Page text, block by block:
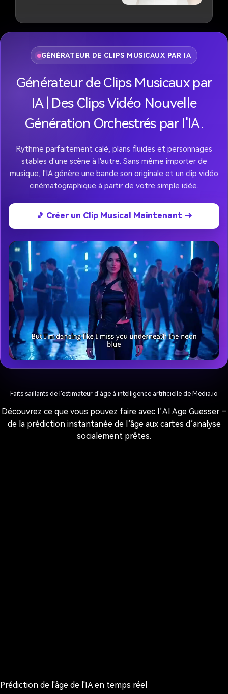
"Texture et élasticité de la peau-72%"
"Volume et affaissement du visage-35%"
"Signes du vieillissement oculaire-41%"
"Couleur de peau et pigmentation-63%"
Utilisez des polices sans serif propres,
modernes et de petits textes de style
technique, tout comme une interface
utilisateur scientifique d'analyse faciale. Au
centre du bas de l’image, écrivez un grand
texte en gras montrant l’âge réel estimé
final basé sur l’analyse, par exemple:
"Âge estimé: (nombre aléatoire basé sur
l'analyse faciale)"
Style général: analyse des soins de la peau
guidée par l'IA futuriste, minimaliste,
éclairage éditorial avancé, sans mention de
genre, adapté à n'importe quel visage.
GÉNÉRATEUR DE CLIPS MUSICAUX PAR IA
Générateur de Clips Musicaux par
IA | Des Clips Vidéo Nouvelle
Génération Orchestrés par l'IA.
Rythme parfaitement calé, plans fluides et personnages
stables d'une scène à l'autre. Sans même importer de
musique, l'IA génère une bande son originale et un clip vidéo
cinématographique à partir de votre simple idée.
🎵 Créer un Clip Musical Maintenant →
Faits saillants de l'estimateur d'âge à intelligence artificielle de Media.io
Découvrez ce que vous pouvez faire avec l’AI Age Guesser –
de la prédiction instantanée de l’âge aux cartes d’analyse
socialement prêtes.
Prédiction de l'âge de l'IA en temps réel